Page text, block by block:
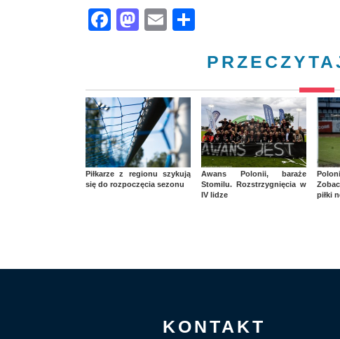
Facebook
Mastodon
Email
Piłkarze z regionu szykują
się do rozpoczęcia sezonu
Awans Polonii, baraże
Stomilu. Rozstrzygnięcia w
IV lidze
piłki
KONTAKT